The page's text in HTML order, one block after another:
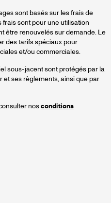
sont basés sur les frais de
frais sont pour une utilisation
être renouvelés sur demande. Le
des tarifs spéciaux pour
et/ou commerciales.
sous-jacent sont protégés par la
et ses règlements, ainsi que par
nosconditions